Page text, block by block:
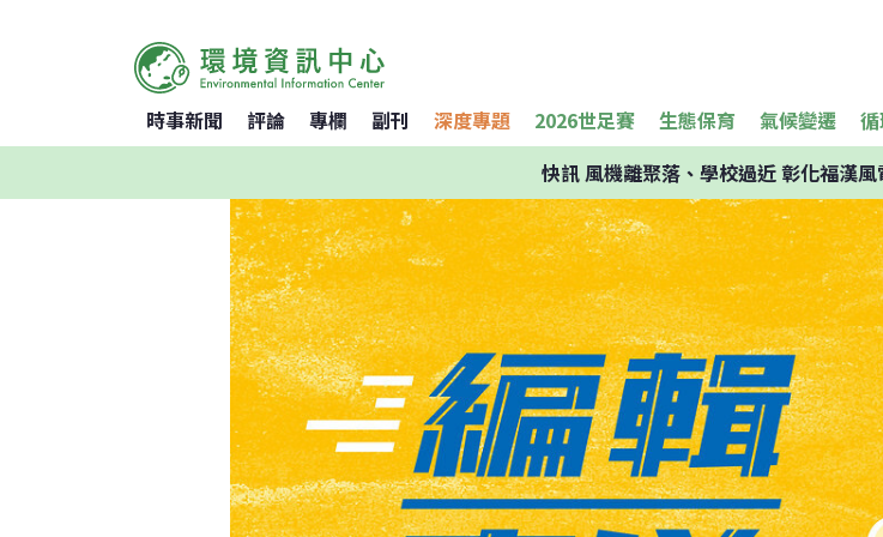
時事新聞 評論 專欄 副刊 深度專題 2026世足賽 生態保育 氣候變遷
快訊風機離聚落、學校過近 彰化福漢